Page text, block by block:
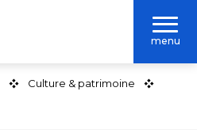
menu
Culture & patrimoine